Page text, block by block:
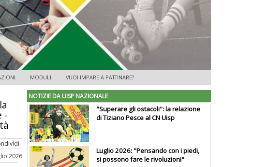
MODULI VUOI IMPARE A PATTINARE?
-
2026
NOTIZIE DA UISP NAZIONALE
"Superare gli ostacoli": la relazione
di Tiziano Pesce al CN Uisp
Luglio 2026: "Pensando con i piedi,
si possono fare le rivoluzioni"